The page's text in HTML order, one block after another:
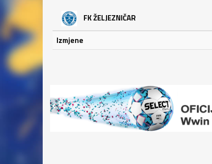
FK ŽELJEZNIČAR
Izmjene